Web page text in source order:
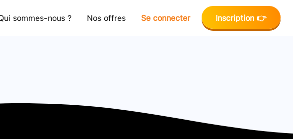
sommes-nous ? Nos offres Se connecter Inscription 👉